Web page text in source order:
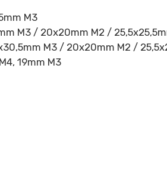
M3
M3 / 20x20mm M2 /
M3 / 20x20mm M2 /
19mm M3